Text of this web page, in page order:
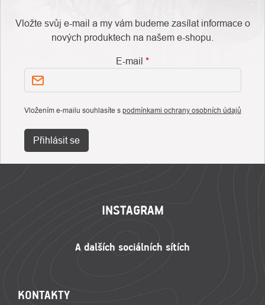
Vložte svůj e-mail a my vám budeme zasílat informace o
nových produktech na našem e-shopu.
E-mail
Vložením e-mailu souhlasíte s podmínkami ochrany osobních údajů
Přihlásit se
INSTAGRAM
KONTAKTY